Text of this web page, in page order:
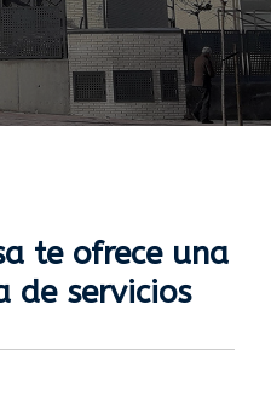
te ofrece una
de servicios